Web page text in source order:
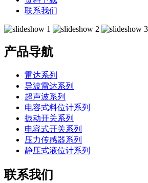
联系我们
产品导航
雷达系列
导波雷达系列
超声波系列
电容式料位计系列
振动开关系列
电容式开关系列
压力传感器系列
静压式液位计系列
联系我们